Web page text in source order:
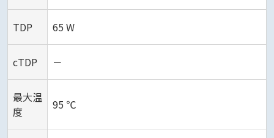
TDP 65 W
cTDP －
最大温
度
95 ℃